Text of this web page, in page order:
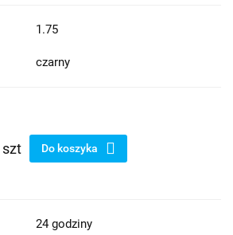
1.75
czarny
szt Do koszyka
24 godziny